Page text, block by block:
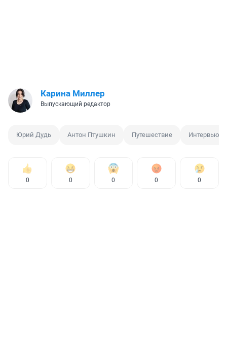
Карина Миллер
Выпускающий редактор
Юрий Дудь Антон Птушкин Путешествие Интервью
0 0 0 0 0